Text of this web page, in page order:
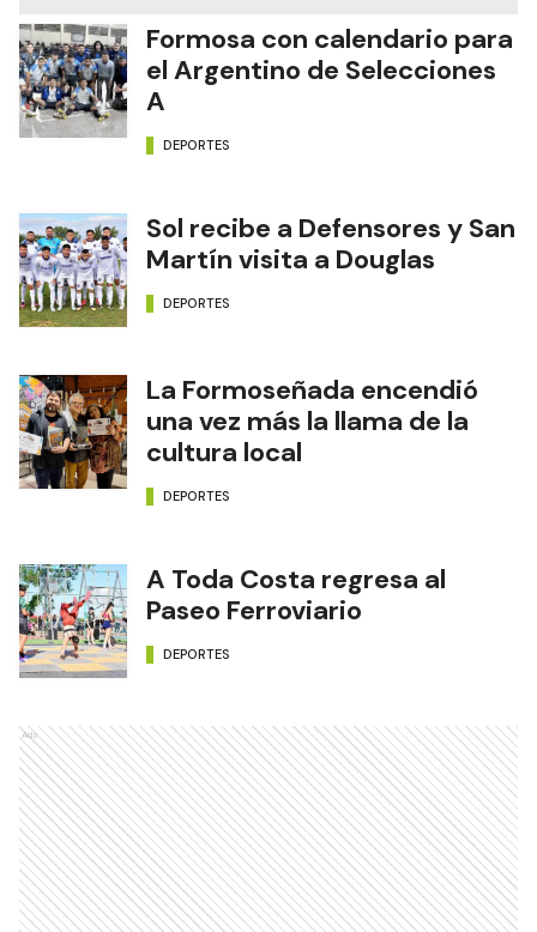
Formosa con calendario para
el Argentino de Selecciones
A
DEPORTES
Sol recibe a Defensores y San
Martín visita a Douglas
DEPORTES
La Formoseñada encendió
una vez más la llama de la
cultura local
DEPORTES
A Toda Costa regresa al
Paseo Ferroviario
DEPORTES
Ads